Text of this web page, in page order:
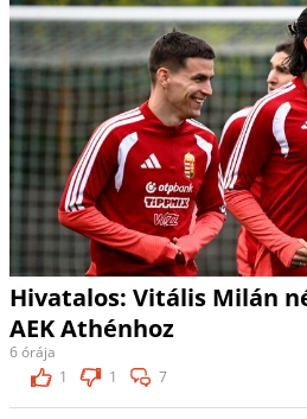
Hivatalos: Vitális Milán
AEK Athénhoz
6 órája
1
1 7